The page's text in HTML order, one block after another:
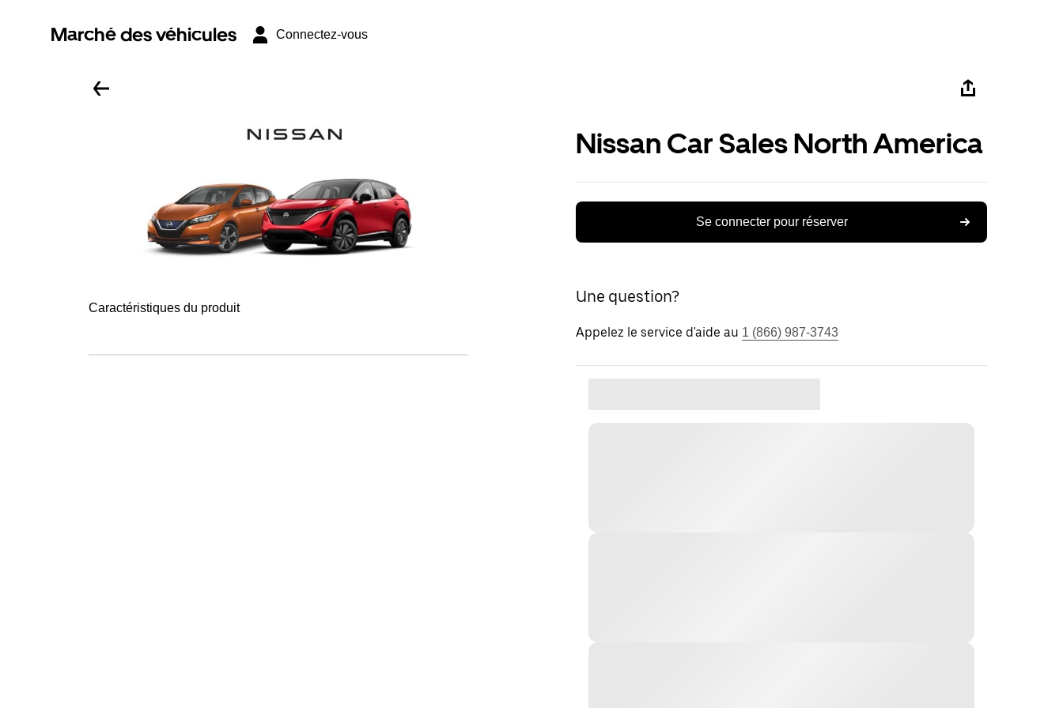
Marché des véhicules Connectez-vous
Caractéristiques du produit
Nissan Car Sales North America
Se connecter pour réserver
Une question?
Appelez le service d'aide au 1 (866) 987-3743